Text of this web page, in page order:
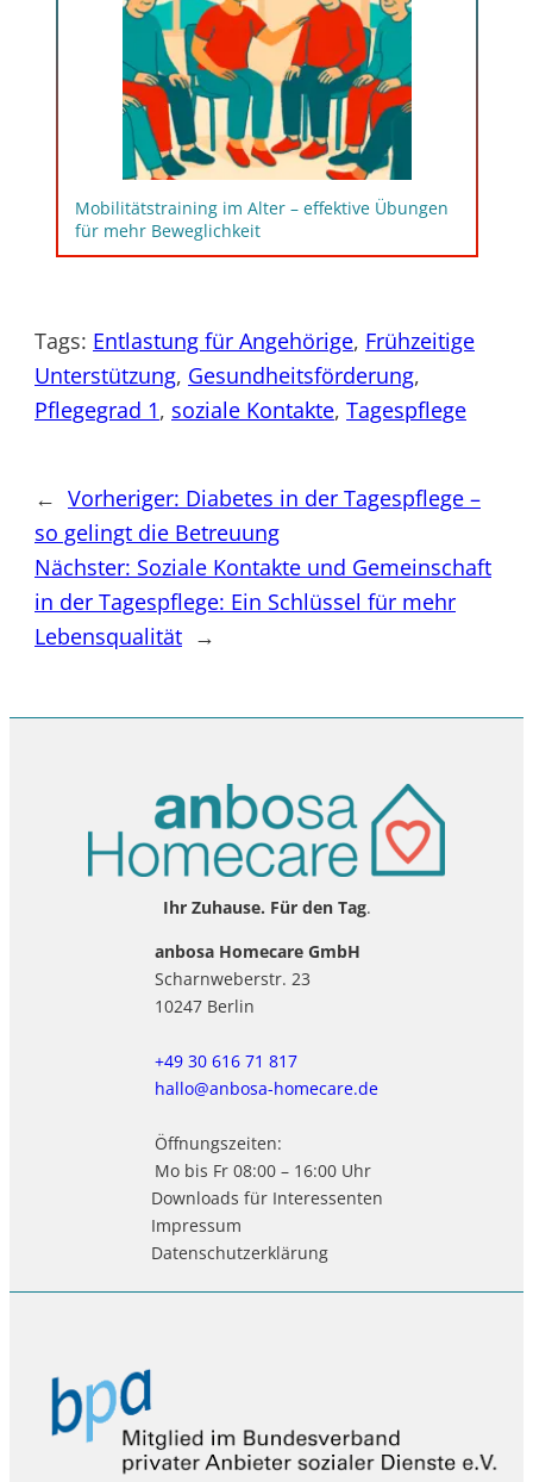
Mobilitätstraining im Alter – effektive Übungen
für mehr Beweglichkeit
Tags: Entlastung für Angehörige, Frühzeitige
Unterstützung, Gesundheitsförderung
Pflegegrad 1, soziale Kontakte, Tagespflege
← Vorheriger: Diabetes in der Tagespflege –
so gelingt die Betreuung
Nächster: Soziale Kontakte und Gemeinschaft
in der Tagespflege: Ein Schlüssel für mehr
Lebensqualität →
Ihr Zuhause. Für den Tag.
anbosa Homecare GmbH
Scharnweberstr. 23
10247 Berlin
+49 30 616 71 817
hallo@anbosa-homecare.de
Öffnungszeiten:
Mo bis Fr 08:00 – 16:00 Uhr
Downloads für Interessenten
Impressum
Datenschutzerklärung